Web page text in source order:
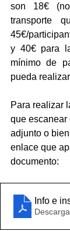
son 18€
transporte
45€/
y 40€ para
mínimo de
pueda
Para realizar
que escanear
adjunto o
enlace que
documento:
Info e